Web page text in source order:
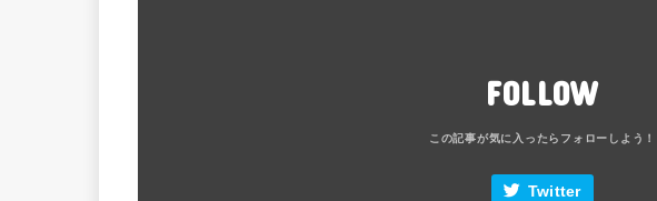
FOLLOW
Twitter